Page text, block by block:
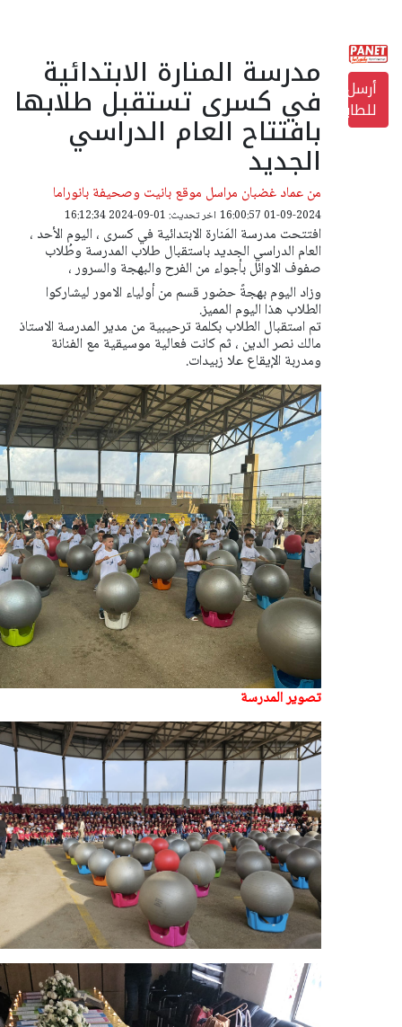
أرسل
للطابعة
مدرسة المنارة الابتدائية
في كسرى تستقبل طلابها
بافتتاح العام الدراسي
الجديد
من عماد غضبان مراسل موقع بانيت وصحيفة بانوراما
01-09-2024 16:00:57 اخر تحديث: 01-09-2024 16:12:34
افتتحت مدرسة المَنارة الابتدائية في كسرى ، اليوم الأحد ،
العام الدراسي الجديد باستقبال طلاب المدرسة وطُلاب
صفوف الاوائل بأجواء من الفرح والبهجة والسرور ،
وزاد اليوم بهجةً حضور قسم من أولياء الامور ليشاركوا
الطلاب هذا اليوم المميز.
تم استقبال الطلاب بكلمة ترحيبية من مدير المدرسة الاستاذ
مالك نصر الدين ، ثم كانت فعالية موسيقية مع الفنانة
ومدربة الإيقاع علا زبيدات.
تصوير المدرسة